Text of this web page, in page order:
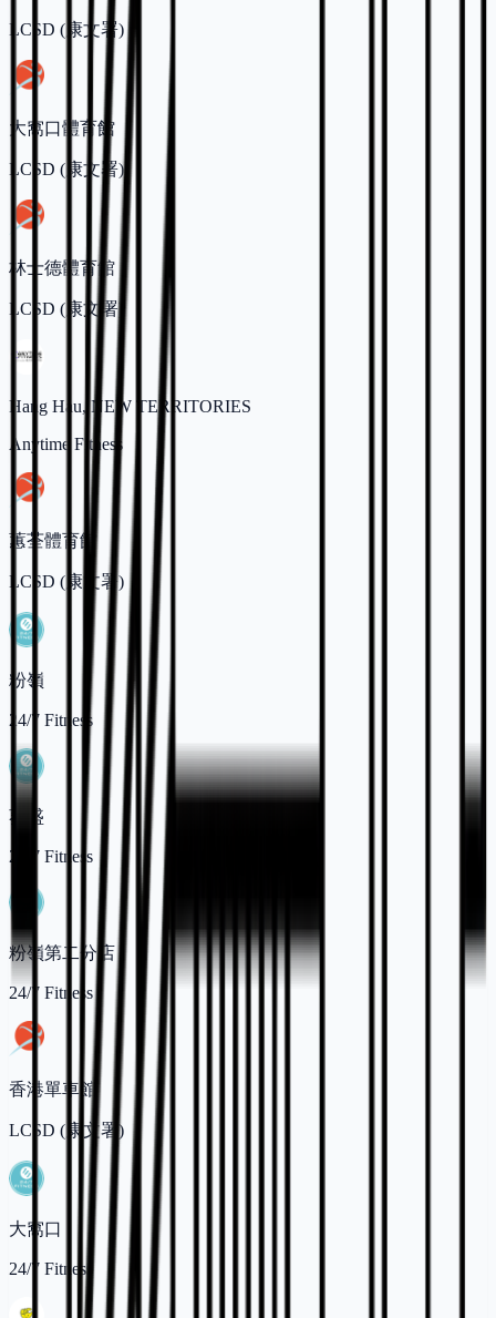
LCSD (康文署)
大窩口體育館
LCSD (康文署)
林士德體育館
LCSD (康文署)
Hang Hau, NEW TERRITORIES
Anytime Fitness
蕙荃體育館
LCSD (康文署)
粉嶺
24/7 Fitness
葵盛
24/7 Fitness
粉嶺第二分店
24/7 Fitness
香港單車館
LCSD (康文署)
大窩口
24/7 Fitness